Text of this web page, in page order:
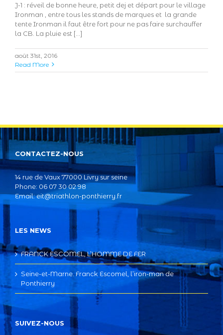
J-1 : réveil de bonne heure, petit dej et départ pour le village
Ironman , entre tous les stands de marques et la grande
tente Ironman il faut être fort pour ne pas faire surchauffer
la CB. La pluie est [...]
août 31st, 2016
Read More
CONTACTEZ-NOUS
14 rue de Vaux 77000 Livry sur seine
Phone: 06 07 30 02 98
Email:eit@triathlon-ponthierry.fr
LES NEWS
FRANCK ESCOMEL, L’HOMME DE FER
Seine-et-Marne. Franck Escomel, l’iron-man de
Ponthierry
SUIVEZ-NOUS